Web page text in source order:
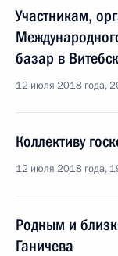
Участникам,
базар в
12 июля 2018 года,
Коллективу
12 июля 2018 года,
Родным и
Ганичева